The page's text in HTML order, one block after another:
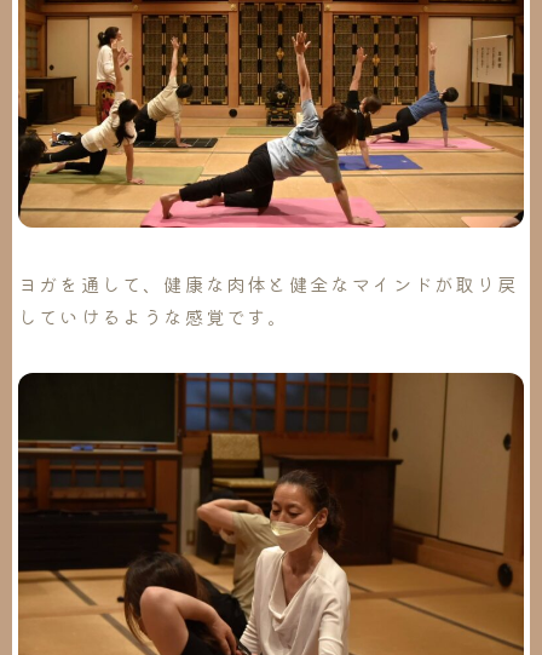
ヨガを通して、健康な肉体と健全なマインドが取り戻
していけるような感覚です。